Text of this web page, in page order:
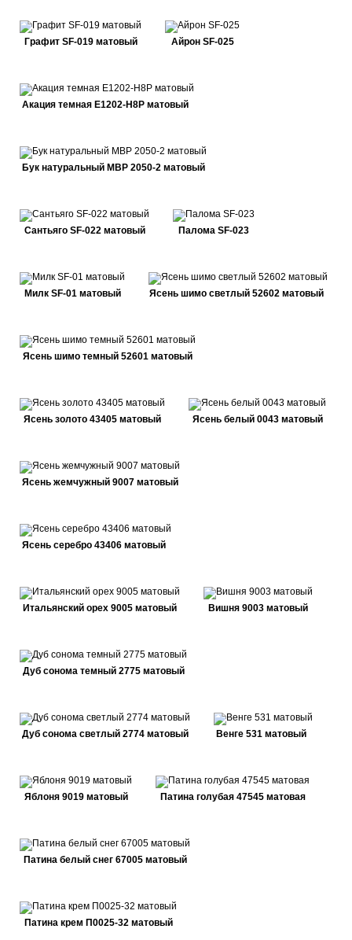
Графит SF-019 матовый Айрон SF-025
Акация темная E1202-H8P матовый
Бук натуральный MBP 2050-2 матовый
Сантьяго SF-022 матовый Палома SF-023
Милк SF-01 матовый Ясень шимо светлый 52602 матовый
Ясень шимо темный 52601 матовый
Ясень золото 43405 матовый Ясень белый 0043 матовый
Ясень жемчужный 9007 матовый
Ясень серебро 43406 матовый
Итальянский орех 9005 матовый Вишня 9003 матовый
Дуб сонома темный 2775 матовый
Дуб сонома светлый 2774 матовый Венге 531 матовый
Яблоня 9019 матовый Патина голубая 47545 матовая
Патина белый снег 67005 матовый
Патина крем П0025-32 матовый